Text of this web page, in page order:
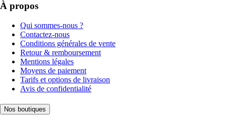
À propos
Qui sommes-nous ?
Contactez-nous
Conditions générales de vente
Retour & remboursement
Mentions légales
Moyens de paiement
Tarifs et options de livraison
Avis de confidentialité
Nos boutiques